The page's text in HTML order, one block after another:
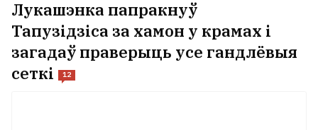
Лукашэнка папракнуў
Тапузідзіса за хамон у крамах і
загадаў праверыць усе гандлёвыя
сеткі
12